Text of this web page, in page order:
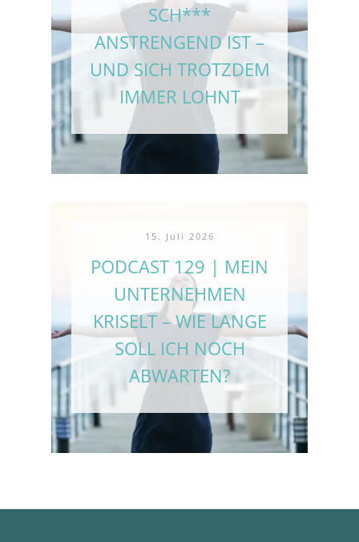
SCH***
ANSTRENGEND IST –
UND SICH TROTZDEM
IMMER LOHNT
15. Juli 2026
PODCAST 129 | MEIN
UNTERNEHMEN
KRISELT – WIE LANGE
SOLL ICH NOCH
ABWARTEN?